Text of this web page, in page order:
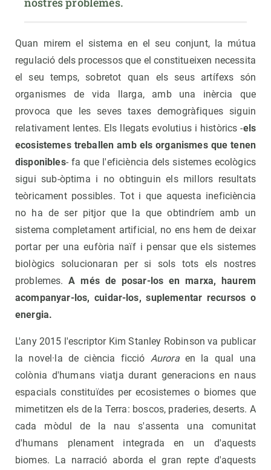
Quan mirem el sistema en el seu conjunt, la mútua
regulació dels processos que el constitueixen necessita
el seu temps, sobretot quan els seus artífexs són
organismes de vida llarga, amb una inèrcia que
provoca que les seves taxes demogràfiques siguin
relativament lentes. Els llegats evolutius i històrics -els
ecosistemes treballen amb els organismes que tenen
disponibles- fa que l'eficiència dels sistemes ecològics
sigui sub-òptima i no obtinguin els millors resultats
teòricament possibles. Tot i que aquesta ineficiència
no ha de ser pitjor que la que obtindríem amb un
sistema completament artificial, no ens hem de deixar
portar per una eufòria naïf i pensar que els sistemes
biològics solucionaran per si sols tots els nostres
problemes.A més de posar-los en marxa, haurem
acompanyar-los, cuidar-los, suplementar recursos o
energia.
L'any 2015 l'escriptor Kim Stanley Robinson va publicar
la novel·la de ciència ficció Auroraen la qual una
colònia d'humans viatja durant generacions en naus
espacials constituïdes per ecosistemes o biomes que
mimetitzen els de la Terra: boscos, praderies, deserts. A
cada mòdul de la nau s'assenta una comunitat
d'humans plenament integrada en un d'aquests
biomes. La narració aborda el gran repte d'aquests